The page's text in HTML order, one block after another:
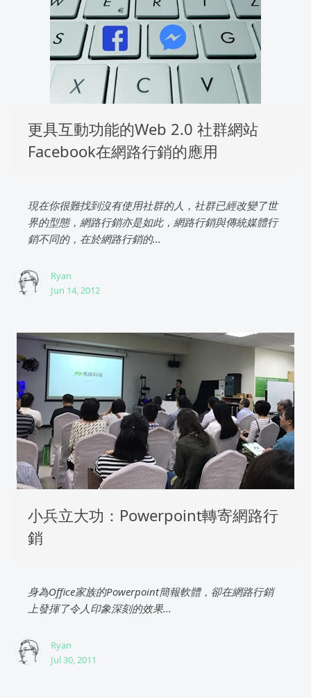
更具互動功能的Web 2.0 社群網站
Facebook在網路行銷的應用
現在你很難找到沒有使用社群的人，社群已經改變了世
界的型態，網路行銷亦是如此，網路行銷與傳統媒體行
銷不同的，在於網路行銷的...
Ryan
Jun 14, 2012
小兵立大功：Powerpoint轉寄網路行
銷
身為Office家族的Powerpoint簡報軟體，卻在網路行銷
上發揮了令人印象深刻的效果...
Ryan
Jul 30, 2011